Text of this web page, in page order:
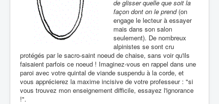
de glisser quelle que soit la
façon dont on le prend(on
engage le lecteur à essayer
mais dans son salon
seulement). De nombreux
alpinistes se sont cru
protégés par le sacro-saint noeud de chaise, sans voir qu'ils
faisaient parfois ce noeud ! Imaginez-vous en rappel dans une
paroi avec votre quintal de viande suspendu à la corde, et
vous apprécierez la maxime incisive de votre professeur : "si
vous trouvez mon enseignement difficile, essayez l'ignorance
!".